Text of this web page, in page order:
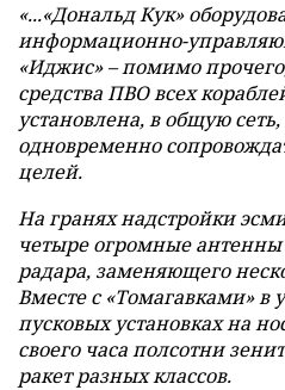
«...«Дональд Кук»
информационно-
«Иджис» –помимо
средства ПВО всех
установлена, в общую
одновременно
целей.
На гранях надстройки
четыре огромные антенны
радара, заменяющего
Вместе с «Томагавками»в
пусковых установках на
своего часа полсотни
ракет разных классов.